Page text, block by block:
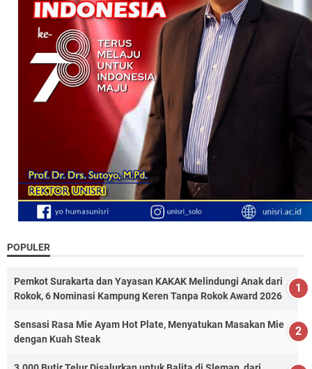
POPULER
Pemkot Surakarta dan Yayasan KAKAK Melindungi Anak dari
Rokok, 6 Nominasi Kampung Keren Tanpa Rokok Award 2026
Sensasi Rasa Mie Ayam Hot Plate, Menyatukan Masakan Mie
dengan Kuah Steak